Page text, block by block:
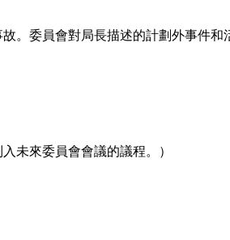
委員會對局長描述的計劃外事件和
未來委員會會議的議程。）